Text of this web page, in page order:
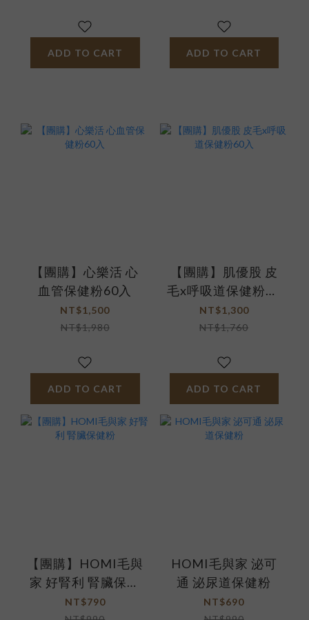
ADD TO CART ADD TO CART
【團購】心樂活 心
血管保健粉60入
NT$1,500
NT$1,980
ADD TO CART
【團購】肌優股 皮
毛x呼吸道保健粉60
入
NT$1,300
NT$1,760
ADD TO CART
【團購】HOMI毛與
家 好腎利 腎臟保健
粉
NT$790
HOMI毛與家 泌可
通 泌尿道保健粉
NT$690